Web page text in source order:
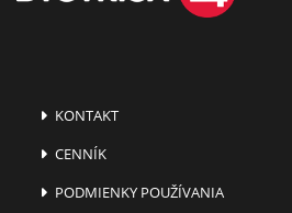
KONTAKT
CENNÍK
PODMIENKY POUŽÍVANIA